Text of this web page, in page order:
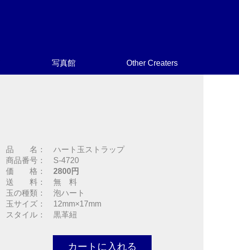
写真館 Other Creaters
品 名： ハート玉ストラップ
商品番号： S-4720
価 格： 2800円
送 料： 無 料
玉の種類： 泡ハート
玉サイズ： 12mm×17mm
スタイル： 黒革紐